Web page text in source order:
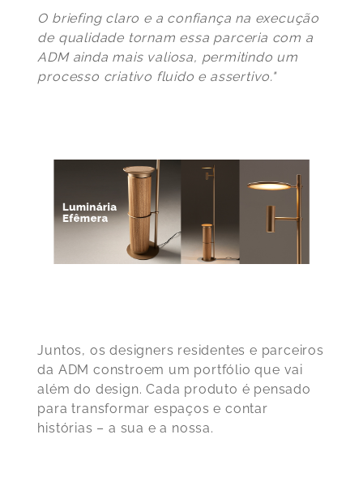
O briefing claro e a confiança na execução
de qualidade tornam essa parceria com a
ADM ainda mais valiosa, permitindo um
processo criativo fluido e assertivo."
Juntos, os designers residentes e parceiros
da ADM constroem um portfólio que vai
além do design. Cada produto é pensado
para transformar espaços e contar
histórias – a sua e a nossa.